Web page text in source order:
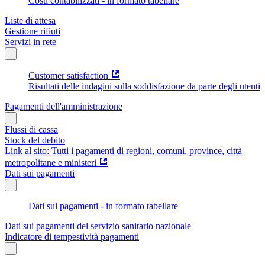
Liste di attesa
Gestione rifiuti
Servizi in rete
Customer satisfaction
Risultati delle indagini sulla soddisfazione da parte degli utenti
Pagamenti dell'amministrazione
Flussi di cassa
Stock del debito
Link al sito: Tutti i pagamenti di regioni, comuni, province, città
metropolitane e ministeri
Dati sui pagamenti
Dati sui pagamenti - in formato tabellare
Dati sui pagamenti del servizio sanitario nazionale
Indicatore di tempestività pagamenti